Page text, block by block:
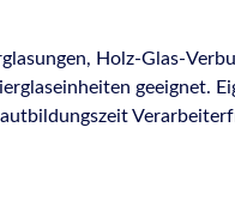
Holz-Glas-
geeignet.
mit PVB-Folien